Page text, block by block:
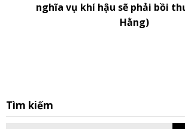
nghĩa vụ khí hậu sẽ phải bồi
Hằng)
Tìm kiếm